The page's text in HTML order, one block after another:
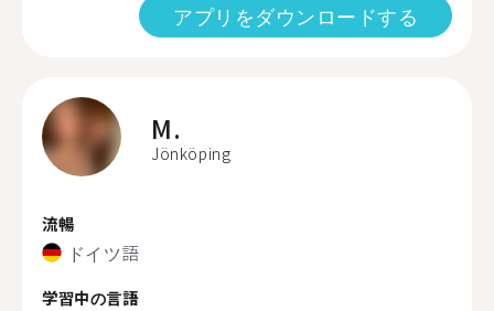
アプリをダウンロードする
M.
Jönköping
流暢
ドイツ語
学習中の言語